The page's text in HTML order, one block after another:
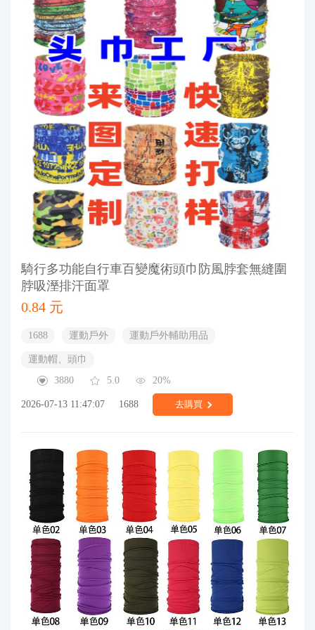
騎行多功能自行車百變魔術頭巾防風脖套無縫圍
脖吸溼排汗面罩
0.84 元
1688 運動戶外 運動戶外輔助用品
運動帽、頭巾
3880
5.0 20%
2026-07-13 11:47:07 1688 去購買